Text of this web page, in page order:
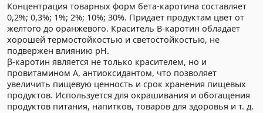
Концентрация товарных форм бета-каротина составляет
0,2%; 0,3%; 1%; 2%; 10%; 30%. Придает продуктам цвет от
желтого до оранжевого. Краситель B-каротин обладает
хорошей термостойкостью и светостойкостью, не
подвержен влиянию pH.
β-каротин является не только красителем, но и
провитамином А, антиоксидантом, что позволяет
увеличить пищевую ценность и срок хранения пищевых
продуктов. Используется для окрашивания и обогащения
продуктов питания, напитков, товаров для здоровья и т. д.